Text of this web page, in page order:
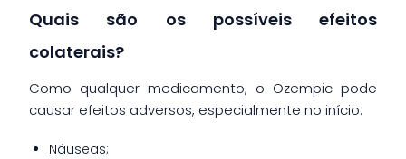
Quais são os possíveis efeitos
colaterais?
Como qualquer medicamento, o Ozempic pode
causar efeitos adversos, especialmente no início:
Náuseas;